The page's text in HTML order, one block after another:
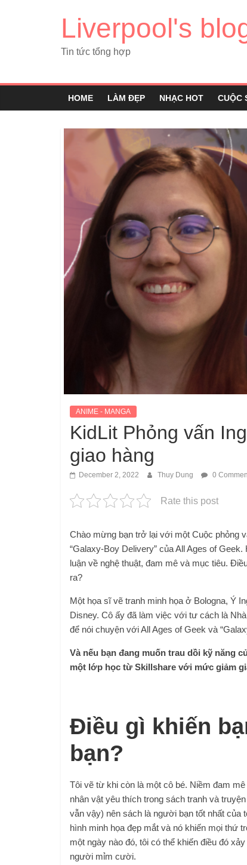
Liverpool's
Tin tức tổng hợp
HOME LÀM ĐẸP NHẠC HOT CUỘC
ANIME - MANGA
KidLit Phỏng vấn
giao hàng
December 2, 2022 Thuy Dung 0
Rate this post
Chào mừng bạn trở lại với một Cuộc phỏng
“Galaxy-Boy Delivery” của All Ages of
luận về nghệ thuật, đam mê và mục tiêu.
ra?
Một họa sĩ vẽ tranh minh họa ở Bologna, Ý
Disney. Cô ấy đã làm việc với tư cách là
để nói chuyện với All Ages of Geek và
Và nếu bạn đang muốn trau dồi kỹ năng
một lớp học từ Skillshare với mức giảm
Điều gì khiến
bạn?
Tôi vẽ từ khi còn là một cô bé. Niềm đam
nhân vật yêu thích trong sách tranh và
vẫn vậy) nên sách là người bạn tốt nhất
hình minh họa đẹp mắt và nó khiến mọi thứ
một ngày nào đó, tôi có thể khiến điều đó
người mỉm cười.